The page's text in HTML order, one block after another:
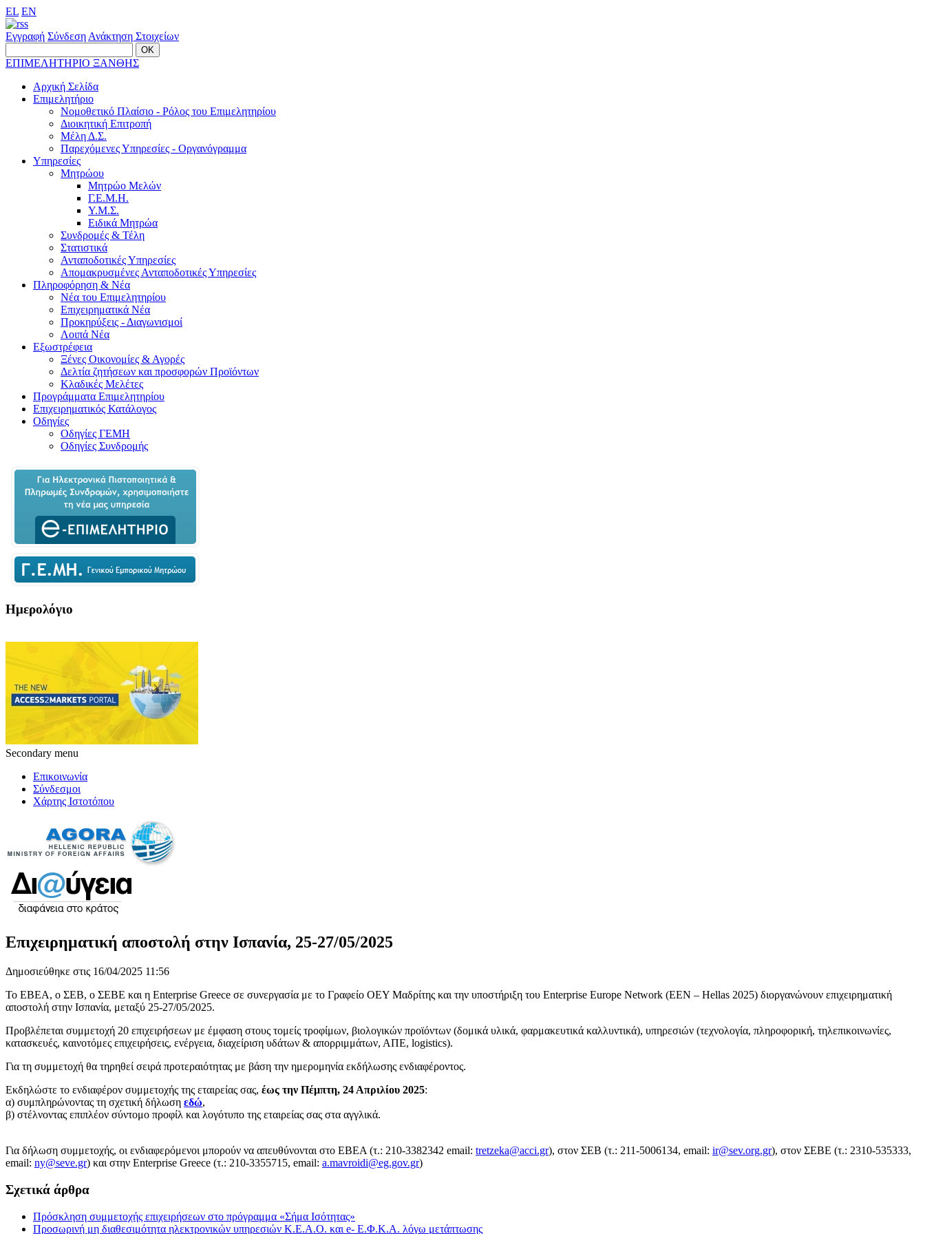
EL EN
Εγγραφή Σύνδεση Ανάκτηση Στοιχείων
ΕΠΙΜΕΛΗΤΗΡΙΟ ΞΑΝΘΗΣ
Αρχική Σελίδα
Επιμελητήριο
Νομοθετικό Πλαίσιο - Ρόλος του Επιμελητηρίου
Διοικητική Επιτροπή
Μέλη Δ.Σ.
Παρεχόμενες Υπηρεσίες - Οργανόγραμμα
Υπηρεσίες
Μητρώου
Μητρώο Μελών
Γ.Ε.Μ.Η.
Υ.Μ.Σ.
Ειδικά Μητρώα
Συνδρομές & Τέλη
Στατιστικά
Ανταποδοτικές Υπηρεσίες
Απομακρυσμένες Ανταποδοτικές Υπηρεσίες
Πληροφόρηση & Νέα
Νέα του Επιμελητηρίου
Επιχειρηματικά Νέα
Προκηρύξεις - Διαγωνισμοί
Λοιπά Νέα
Εξωστρέφεια
Ξένες Οικονομίες & Αγορές
Δελτία ζητήσεων και προσφορών Προϊόντων
Κλαδικές Μελέτες
Προγράμματα Επιμελητηρίου
Επιχειρηματικός Κατάλογος
Οδηγίες
Οδηγίες ΓΕΜΗ
Οδηγίες Συνδρομής
Ημερολόγιο
Secondary menu
Επικοινωνία
Σύνδεσμοι
Χάρτης Ιστοτόπου
Επιχειρηματική αποστολή στην Ισπανία, 25-27/05/2025
Δημοσιεύθηκε στις 16/04/2025 11:56
Το ΕΒΕΑ, ο ΣΕΒ, ο ΣΕΒΕ και η Enterprise Greece σε συνεργασία με το Γραφείο ΟΕΥ Μαδρίτης και την υποστήριξη του Enterprise Europe Network (EEN – Hellas 2025) διοργανώνουν επιχειρηματική
αποστολή στην Ισπανία, μεταξύ 25-27/05/2025.
Προβλέπεται συμμετοχή 20 επιχειρήσεων με έμφαση στους τομείς τροφίμων, βιολογικών προϊόντων (δομικά υλικά, φαρμακευτικά καλλυντικά), υπηρεσιών (τεχνολογία, πληροφορική, τηλεπικοινωνίες,
κατασκευές, καινοτόμες επιχειρήσεις, ενέργεια, διαχείριση υδάτων & απορριμμάτων, ΑΠΕ, logistics).
Για τη συμμετοχή θα τηρηθεί σειρά προτεραιότητας με βάση την ημερομηνία εκδήλωσης ενδιαφέροντος.
Εκδηλώστε το ενδιαφέρον συμμετοχής της εταιρείας σας, έως την Πέμπτη, 24 Απριλίου 2025:
α) συμπληρώνοντας τη σχετική δήλωση εδώ,
β) στέλνοντας επιπλέον σύντομο προφίλ και λογότυπο της εταιρείας σας στα αγγλικά.
Για δήλωση συμμετοχής, οι ενδιαφερόμενοι μπορούν να απευθύνονται στο ΕΒΕΑ (τ.: 210-3382342 email: tretzeka@acci.gr), στον ΣΕΒ (τ.: 211-5006134, email: ir@sev.org.gr), στον ΣΕΒΕ (τ.: 2310-535333,
email: ny@seve.gr) και στην Enterprise Greece (τ.: 210-3355715, email: a.mavroidi@eg.gov.gr)
Σχετικά άρθρα
Πρόσκληση συμμετοχής επιχειρήσεων στο πρόγραμμα «Σήμα Ισότητας»
Προσωρινή μη διαθεσιμότητα ηλεκτρονικών υπηρεσιών Κ.Ε.Α.Ο. και e- Ε.Φ.Κ.Α. λόγω μετάπτωσης